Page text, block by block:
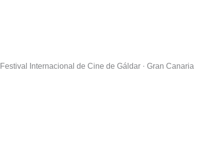
Festival Internacional de Cine de Gáldar · Gran Canaria